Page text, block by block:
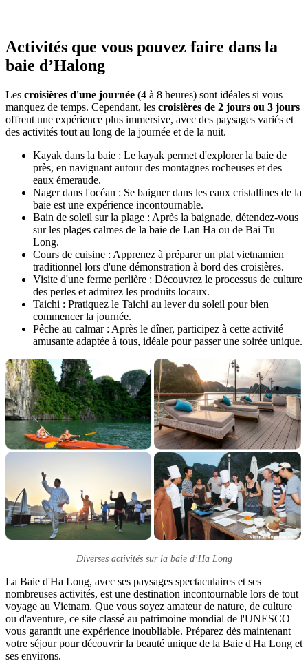
Activités que vous pouvez faire dans la
baie d’Halong
Les croisières d'une journée (4 à 8 heures) sont idéales si vous
manquez de temps. Cependant, les croisières de 2 jours ou 3 jours
offrent une expérience plus immersive, avec des paysages variés et
des activités tout au long de la journée et de la nuit.
Kayak dans la baie : Le kayak permet d'explorer la baie de
près, en naviguant autour des montagnes rocheuses et des
eaux émeraude.
Nager dans l'océan : Se baigner dans les eaux cristallines de la
baie est une expérience incontournable.
Bain de soleil sur la plage : Après la baignade, détendez-vous
sur les plages calmes de la baie de Lan Ha ou de Bai Tu
Long.
Cours de cuisine : Apprenez à préparer un plat vietnamien
traditionnel lors d'une démonstration à bord des croisières.
Visite d'une ferme perlière : Découvrez le processus de culture
des perles et admirez les produits locaux.
Taichi : Pratiquez le Taichi au lever du soleil pour bien
commencer la journée.
Pêche au calmar : Après le dîner, participez à cette activité
amusante adaptée à tous, idéale pour passer une soirée unique.
Diverses activités sur la baie d’Ha Long
La Baie d'Ha Long, avec ses paysages spectaculaires et ses
nombreuses activités, est une destination incontournable lors de tout
voyage au Vietnam. Que vous soyez amateur de nature, de culture
ou d'aventure, ce site classé au patrimoine mondial de l'UNESCO
vous garantit une expérience inoubliable. Préparez dès maintenant
votre séjour pour découvrir la beauté unique de la Baie d'Ha Long et
ses environs.